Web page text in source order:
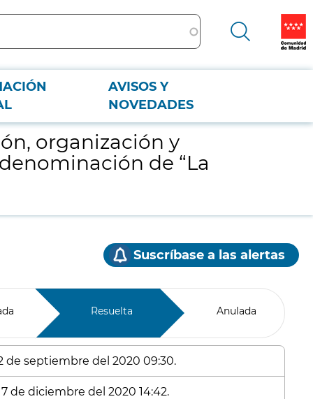
AVISOS Y
NOVEDADES
de “La Noche de los Libros 2021”
organización y
de “La
Suscríbase a las alertas
Resuelta Anulada
de septiembre del 2020 09:30.
de diciembre del 2020 14:42.